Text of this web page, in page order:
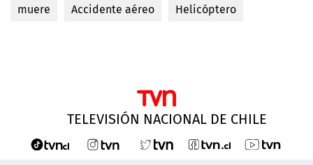
muere
Accidente aéreo Helicóptero
TELEVISIÓN NACIONAL DE CHILE